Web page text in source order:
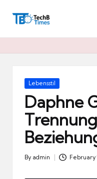
T
h
Posted
Lebensstil
Daphne
Posted
By admin February